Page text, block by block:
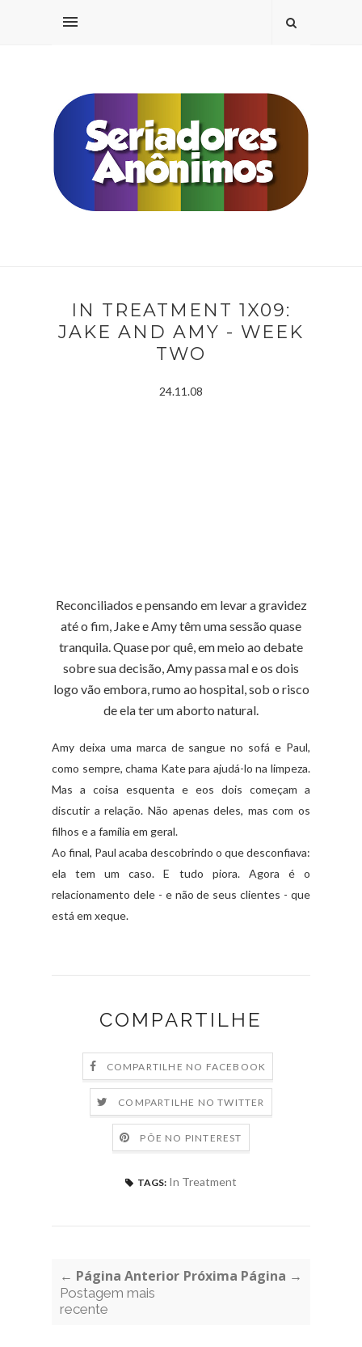
IN TREATMENT 1X09:
JAKE AND AMY - WEEK
TWO
24.11.08
Reconciliados e pensando em levar a gravidez
até o fim, Jake e Amy têm uma sessão quase
tranquila. Quase por quê, em meio ao debate
sobre sua decisão, Amy passa mal e os dois
logo vão embora, rumo ao hospital, sob o risco
de ela ter um aborto natural.
Amy deixa uma marca de sangue no sofá e Paul,
como sempre, chama Kate para ajudá-lo na limpeza.
Mas a coisa esquenta e eos dois começam a
discutir a relação. Não apenas deles, mas com os
filhos e a família em geral.
Ao final, Paul acaba descobrindo o que desconfiava:
ela tem um caso. E tudo piora. Agora é o
relacionamento dele - e não de seus clientes - que
está em xeque.
COMPARTILHE
COMPARTILHE NO FACEBOOK
COMPARTILHE NO TWITTER
PÕE NO PINTEREST
TAGS: In Treatment
← Página Anterior
Postagem mais
recente
Próxima Página →